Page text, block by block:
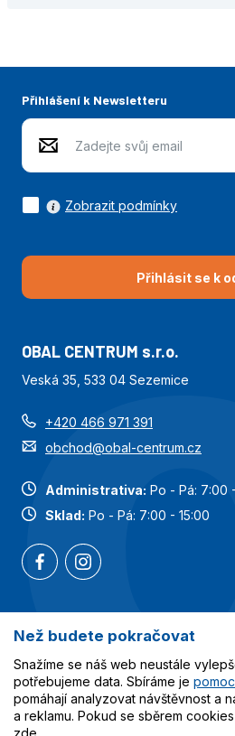
Přihlášení k Newsletteru
Přihlásit se k
Zobrazit podmínky
OBAL CENTRUM s.r.o.
Veská 35, 533 04 Sezemice
+420 466 971 391
obchod@obal-centrum.cz
Administrativa: Po - Pá: 7:00
Sklad: Po - Pá: 7:00 - 15:00
Nejoblíbenější kategorie
Služby
Vše o nákupu
Než budete pokračovat
Snažíme se náš web neustále
potřebujeme data. Sbíráme je
pomáhají analyzovat návštěvnost a
a reklamu. Pokud se sběrem
zde